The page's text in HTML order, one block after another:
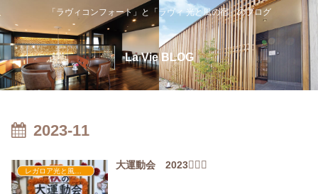
「ラヴィコンフォート」と「ラヴィ 光と風の宿」のブログ
La Vie BLOG
2023-11
レガロア光と風の宿
大運動会 2023🏃🏻‍♂️